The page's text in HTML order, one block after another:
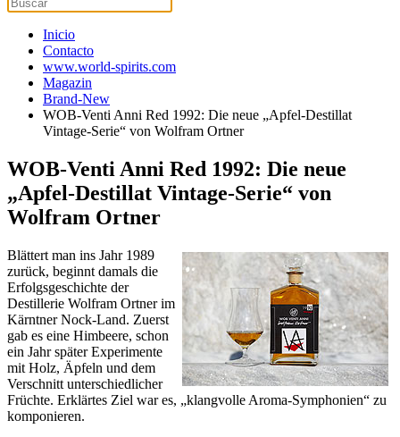
Inicio
Contacto
www.world-spirits.com
Magazin
Brand-New
WOB-Venti Anni Red 1992: Die neue „Apfel-Destillat
Vintage-Serie“ von Wolfram Ortner
WOB-Venti Anni Red 1992: Die neue
„Apfel-Destillat Vintage-Serie“ von
Wolfram Ortner
Blättert man ins Jahr 1989
zurück, beginnt damals die
Erfolgsgeschichte der
Destillerie Wolfram Ortner im
Kärntner Nock-Land. Zuerst
gab es eine Himbeere, schon
ein Jahr später Experimente
mit Holz, Äpfeln und dem
Verschnitt unterschiedlicher
Früchte. Erklärtes Ziel war es, „klangvolle Aroma-Symphonien“ zu
komponieren.